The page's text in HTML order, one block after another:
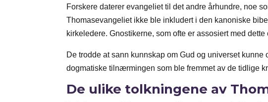
Forskere daterer evangeliet til det andre århundre, noe
Thomasevangeliet ikke ble inkludert i den kanoniske
kirkeledere. Gnostikerne, som ofte er assosiert med
De trodde at sann kunnskap om Gud og universet
dogmatiske tilnærmingen som ble fremmet av de tidlige
De ulike tolkningene av